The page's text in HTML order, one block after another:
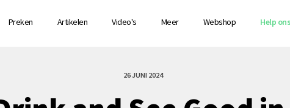
Preken Artikelen Video's Meer Webshop Help
26 JUNI 2024